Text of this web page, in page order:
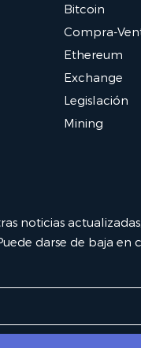
Bitcoin
Compra-
Ethereum
Exchange
Legislación
Mining
noticias
darse de baja en